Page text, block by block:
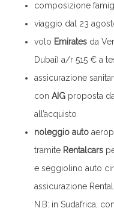
composizione
viaggio dal 23
volo Emirates da
Dubai) a/r 515 € a
assicurazione
con AIG proposta
all’acquisto
noleggio auto
tramite Rentalcars
e seggiolino auto
assicurazione
N.B: in Sudafrica,